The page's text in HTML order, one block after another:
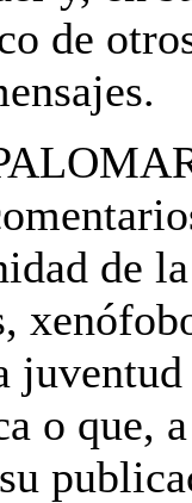
de
de
o que,